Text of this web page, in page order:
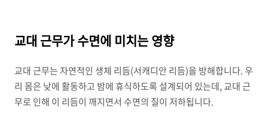
교대 근무가 수면에 미치는 영향
교대 근무는 자연적인 생체 리듬(서캐디안 리듬)을 방해합니다. 우
리 몸은 낮에 활동하고 밤에 휴식하도록 설계되어 있는데, 교대 근
무로 인해 이 리듬이 깨지면서 수면의 질이 저하됩니다.